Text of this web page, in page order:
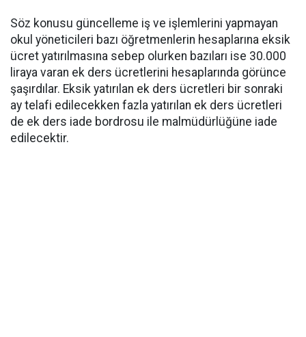
Söz konusu güncelleme iş ve işlemlerini yapmayan
okul yöneticileri bazı öğretmenlerin hesaplarına eksik
ücret yatırılmasına sebep olurken bazıları ise 30.000
liraya varan ek ders ücretlerini hesaplarında görünce
şaşırdılar. Eksik yatırılan ek ders ücretleri bir sonraki
ay telafi edilecekken fazla yatırılan ek ders ücretleri
de ek ders iade bordrosu ile malmüdürlüğüne iade
edilecektir.